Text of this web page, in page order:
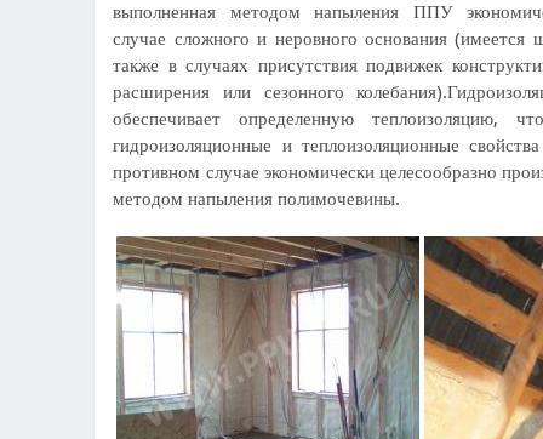
выполненная методом напыления ППУ
случае сложного и неровного основания
также в случаях присутствия подвижек
расширения или сезонного
обеспечивает определенную теплоизоляцию,
гидроизоляционные и теплоизоляционные
противном случае экономически целесообразно
методом напыления полимочевины.